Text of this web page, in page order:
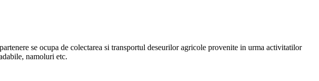
se ocupa de colectarea si transportul deseurilor agricole provenite in urma activitatilor
namoluri etc.